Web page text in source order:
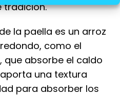
tradición.
la paella es un arroz
como el
que absorbe el caldo
una textura
para absorber los